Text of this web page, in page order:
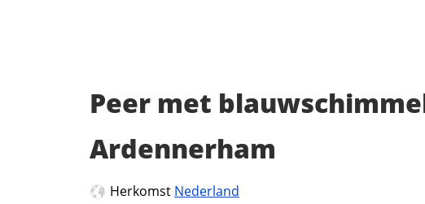
Peer met
Ardennerham
Herkomst Nederland